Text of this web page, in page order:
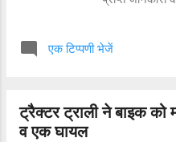
। पुलिस को जैसे
परिजनों के यहां
एक टिप्पणी भेजें
ट्रैक्टर ट्राली ने बाइक को
व एक घायल